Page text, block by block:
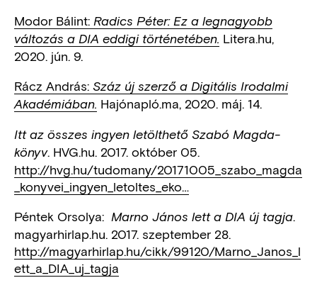
Modor Bálint: Radics Péter: Ez a legnagyobb
változás a DIA eddigi történetében. Litera.hu,
2020. jún. 9.
Rácz András: Száz új szerző a Digitális Irodalmi
Akadémiában. Hajónapló.ma, 2020. máj. 14.
Itt az összes ingyen letölthető Szabó Magda-
könyv. HVG.hu. 2017. október 05.
http://hvg.hu/tudomany/20171005_szabo_magda
_konyvei_ingyen_letoltes_eko…
Péntek Orsolya: Marno János lett a DIA új tagja.
magyarhirlap.hu. 2017. szeptember 28.
http://magyarhirlap.hu/cikk/99120/Marno_Janos_l
ett_a_DIA_uj_tagja